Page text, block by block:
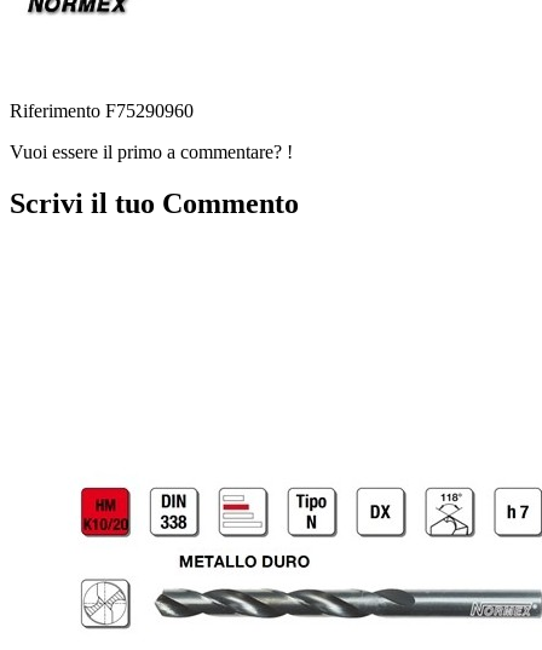
Riferimento F75290960
Vuoi essere il primo a commentare? !
Scrivi il tuo Commento